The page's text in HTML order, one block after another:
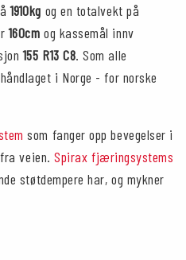
1910kg og en totalvekt på
160cm og kassemål innv
155 R13 C8. Som alle
håndlaget i Norge - for norske
som fanger opp bevegelser i
fra veien.Spirax fjæringsystems
støtdempere har, og mykner